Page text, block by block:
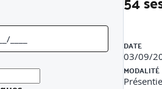
en tant que SST
apportées dans le document de
DATE
03/09/
MODALITÉ